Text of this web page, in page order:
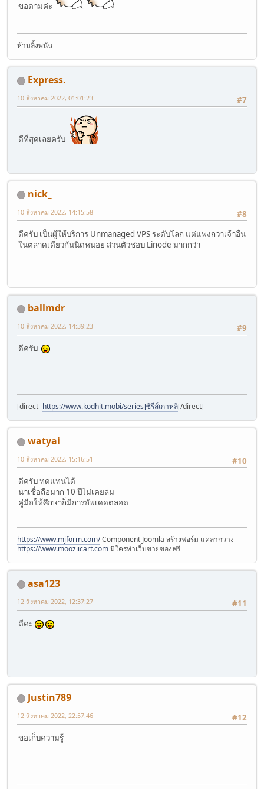
ขอตามค่ะ
ห้ามลิ้งพนัน
Express.
#7
10 สิงหาคม 2022, 01:01:23
ดีที่สุดเลยครับ
nick_
#8
10 สิงหาคม 2022, 14:15:58
ดีครับ เป็นผู้ให้บริการ Unmanaged VPS ระดับโลก แต่แพงกว่าเจ้าอื่น
ในตลาดเดียวกันนิดหน่อย ส่วนตัวชอบ Linode มากกว่า
ballmdr
#9
10 สิงหาคม 2022, 14:39:23
ดีครับ
[direct=https://www.kodhit.mobi/series]ซีรีส์เกาหลี[/direct]
watyai
#10
10 สิงหาคม 2022, 15:16:51
ดีครับ ทดแทนได้
น่าเชื่อถือมาก 10 ปีไม่เคยล่ม
คู่มือให้ศึกษาก็มีการอัพเดดตลอด
https://www.mjform.com/Component Joomla สร้างฟอร์ม แค่ลากวาง
https://www.mooziicart.comมีใครทำเว็บขายของฟรี
asa123
#11
12 สิงหาคม 2022, 12:37:27
ดีค่ะ
Justin789
#12
12 สิงหาคม 2022, 22:57:46
ขอเก็บความรู้